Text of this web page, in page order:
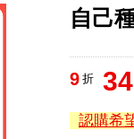
自己
9 折
認購希